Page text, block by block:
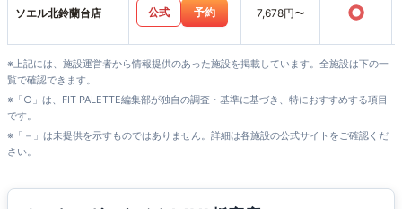
ソエル北鈴蘭台店 公式 予約 7,678円〜 ○
※上記には、施設運営者から情報提供のあった施設を掲載しています。全施設は下の一
覧で確認できます。
※「○」は、FIT PALETTE編集部が独自の調査・基準に基づき、特におすすめする項目
です。
※「－」は未提供を示すものではありません。詳細は各施設の公式サイトをご確認くだ
さい。